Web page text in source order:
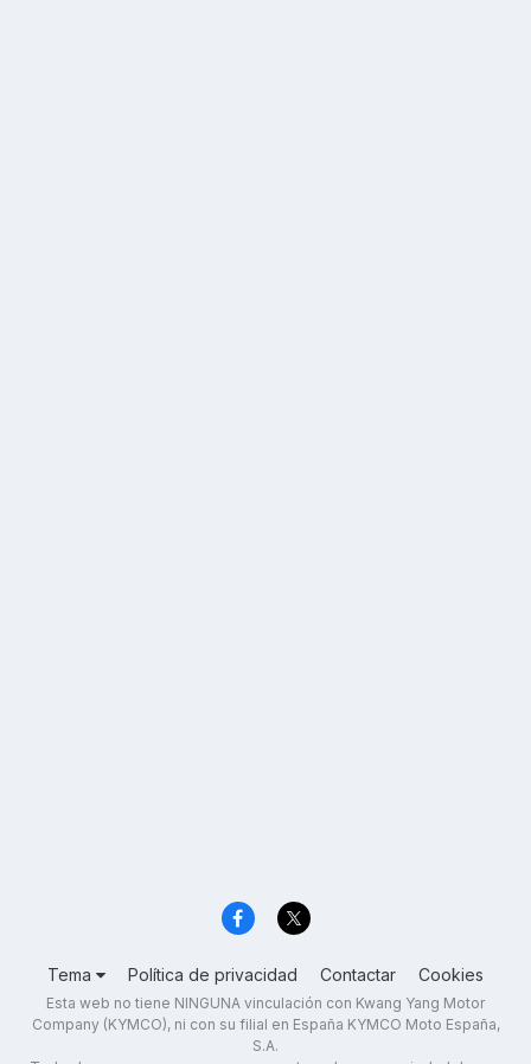
Tema Política de privacidad Contactar Cookies
Esta web no tiene NINGUNA vinculación con Kwang Yang Motor
Company (KYMCO), ni con su filial en España KYMCO Moto España,
S.A.